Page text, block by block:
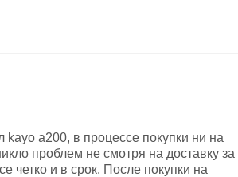
kayo a200, в процессе покупки ни на
проблем не смотря на доставку за
четко и в срок. После покупки на